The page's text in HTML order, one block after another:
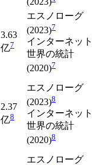
3.63
亿7
エスノローグ
(2023)7
インターネット
世界の統計
(2020)7
2.37
亿8
エスノローグ
(2023)8
インターネット
世界の統計
(2020)8
エスノローグ